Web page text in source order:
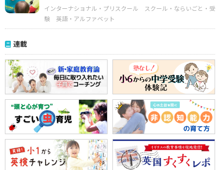
インターナショナル・プリスクール
スクール・ならいごと・受
験
英語・アルファベット
連載